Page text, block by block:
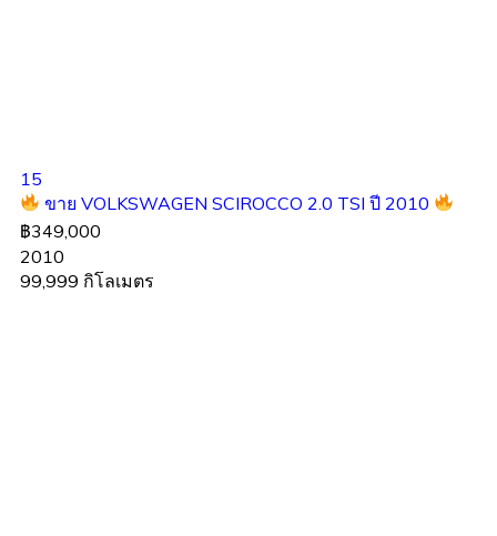
15
ขาย VOLKSWAGEN SCIROCCO 2.0 TSI ปี 2010
฿349,000
2010
99,999 กิโลเมตร